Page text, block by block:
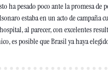
ha pesado poco ante la promesa
estaba en un acto de
al parecer, con excelentes
es posible que Brasil ya haya